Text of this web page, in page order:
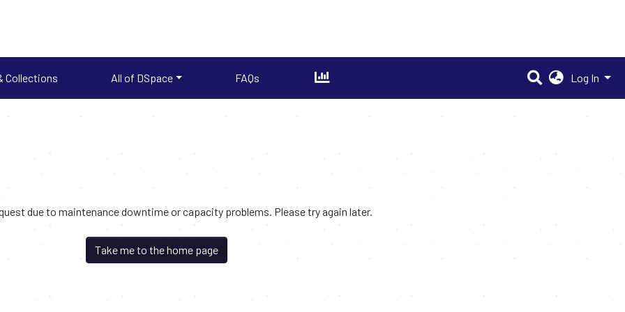
Collections All of DSpace FAQs Log In
due to maintenance downtime or capacity problems. Please try again later.
Take me to the home page